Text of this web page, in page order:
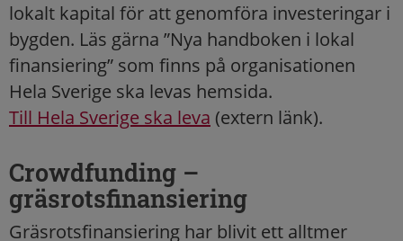
lokalt kapital för att genomföra investeringar i
bygden. Läs gärna ”Nya handboken i lokal
finansiering” som finns på organisationen
Hela Sverige ska levas hemsida.
Till Hela Sverige ska leva (extern länk).
Crowdfunding –
gräsrotsfinansiering
Gräsrotsfinansiering har blivit ett alltmer